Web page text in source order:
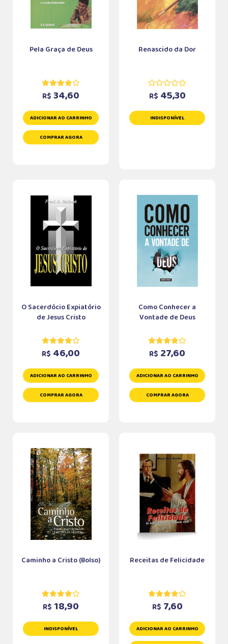
Pela Graça de Deus
R$ 34,60
ADICIONAR AO CARRINHO
COMPRAR AGORA
Renascido da Dor
R$ 45,30
INDISPONÍVEL
O Sacerdócio Expiatório
de Jesus Cristo
R$ 46,00
ADICIONAR AO CARRINHO
COMPRAR AGORA
Como Conhecer a
Vontade de Deus
R$ 27,60
ADICIONAR AO CARRINHO
COMPRAR AGORA
Caminho a Cristo (Bolso)
R$ 18,90
INDISPONÍVEL
Receitas de Felicidade
R$ 7,60
ADICIONAR AO CARRINHO